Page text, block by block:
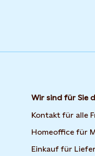
Wir sind für Sie
Kontakt für alle
Homeoffice für
Einkauf für